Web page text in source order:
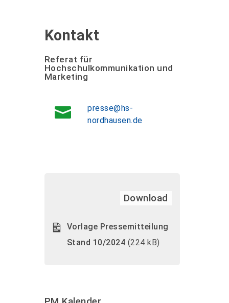
Kontakt
Referat für
Hochschulkommunikation und
Marketing
presse@hs-
nordhausen.de
Download
Vorlage Pressemitteilung
Stand 10/2024 (224 kB)